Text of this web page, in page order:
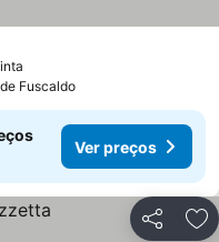
Fuscaldo
Ver preços
Partilhar